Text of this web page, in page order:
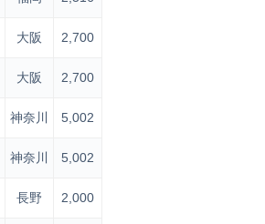
大阪 2,700
大阪 2,700
神奈川 5,002
神奈川 5,002
長野 2,000